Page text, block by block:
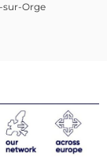
sur-Orge